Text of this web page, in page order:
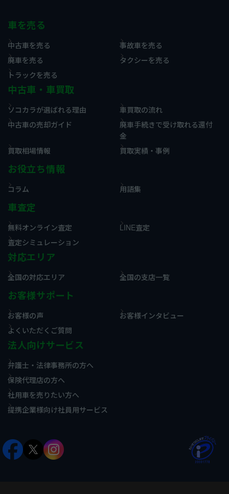
車を売る
中古車を売る
事故車を売る
廃車を売る
タクシーを売る
トラックを売る
中古車・車買取
ソコカラが選ばれる理由
車買取の流れ
中古車の売却ガイド
廃車手続きで受け取れる還付
金
買取相場情報
買取実績・事例
お役立ち情報
コラム 用語集
車査定
無料オンライン査定
LINE査定
査定シミュレーション
対応エリア
全国の対応エリア 全国の支店一覧
お客様サポート
お客様の声
お客様インタビュー
よくいただくご質問
法人向けサービス
弁護士・法律事務所の方へ
保険代理店の方へ
社用車を売りたい方へ
提携企業様向け社員用サービス